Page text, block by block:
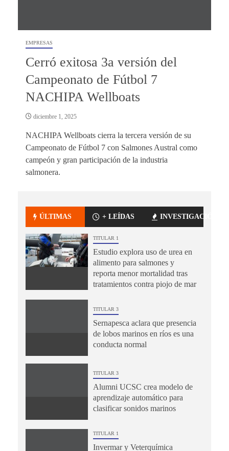
EMPRESAS
Cerró exitosa 3a versión del
Campeonato de Fútbol 7
NACHIPA Wellboats
diciembre 1, 2025
NACHIPA Wellboats cierra la tercera versión de su
Campeonato de Fútbol 7 con Salmones Austral como
campeón y gran participación de la industria
salmonera.
ÚLTIMAS + LEÍDAS INVESTIGACIÓN
TITULAR 1
Estudio explora uso de urea en
alimento para salmones y
reporta menor mortalidad tras
tratamientos contra piojo de mar
TITULAR 3
Sernapesca aclara que presencia
de lobos marinos en ríos es una
conducta normal
TITULAR 3
Alumni UCSC crea modelo de
aprendizaje automático para
clasificar sonidos marinos
TITULAR 1
Invermar y Veterquímica